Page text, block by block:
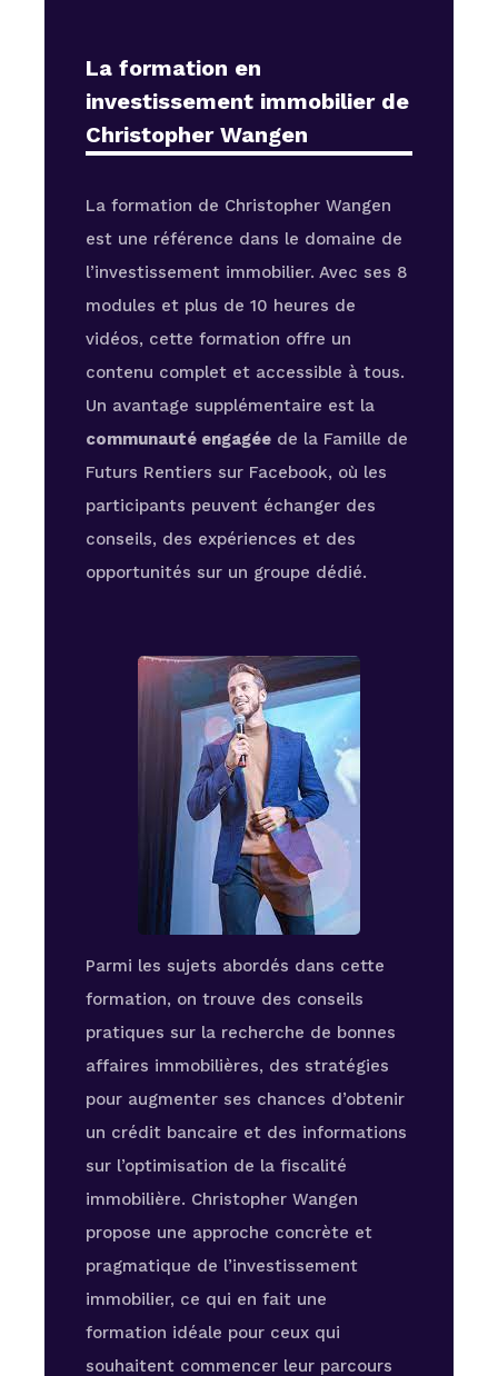
La formation en
investissement immobilier de
Christopher Wangen
La formation de Christopher Wangen
est une référence dans le domaine de
l’investissement immobilier. Avec ses 8
modules et plus de 10 heures de
vidéos, cette formation offre un
contenu complet et accessible à tous.
Un avantage supplémentaire est la
communauté engagéede la Famille de
Futurs Rentiers sur Facebook, où les
participants peuvent échanger des
conseils, des expériences et des
opportunités sur un groupe dédié.
Parmi les sujets abordés dans cette
formation, on trouve des conseils
pratiques sur la recherche de bonnes
affaires immobilières, des stratégies
pour augmenter ses chances d’obtenir
un crédit bancaire et des informations
sur l’optimisation de la fiscalité
immobilière. Christopher Wangen
propose une approche concrète et
pragmatique de l’investissement
immobilier, ce qui en fait une
formation idéale pour ceux qui
souhaitent commencer leur parcours